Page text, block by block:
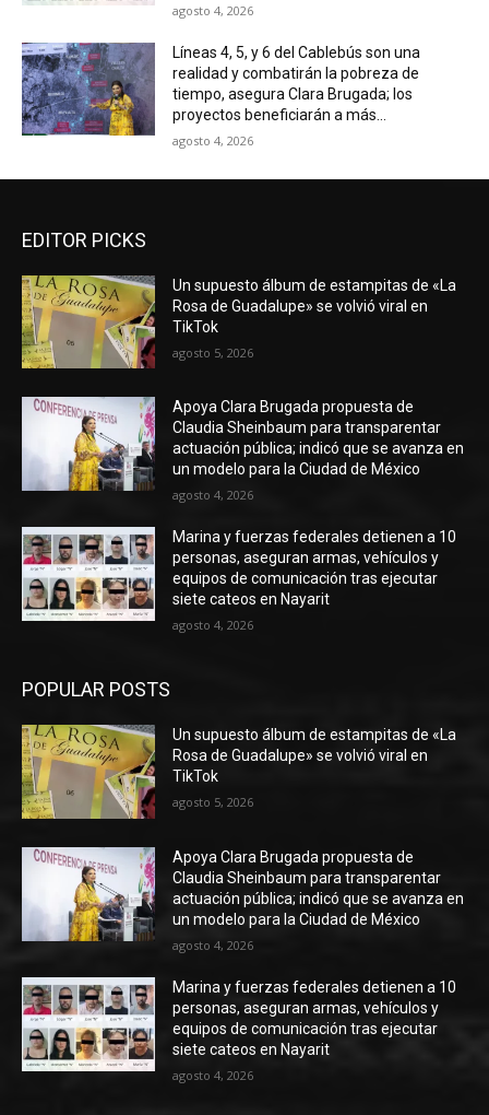
agosto 4, 2026
Líneas 4, 5, y 6 del Cablebús son una
realidad y combatirán la pobreza de
tiempo, asegura Clara Brugada; los
proyectos beneficiarán a más...
agosto 4, 2026
EDITOR PICKS
Un supuesto álbum de estampitas de «La
Rosa de Guadalupe» se volvió viral en
TikTok
agosto 5, 2026
Apoya Clara Brugada propuesta de
Claudia Sheinbaum para transparentar
actuación pública; indicó que se avanza en
un modelo para la Ciudad de México
agosto 4, 2026
Marina y fuerzas federales detienen a 10
personas, aseguran armas, vehículos y
equipos de comunicación tras ejecutar
siete cateos en Nayarit
agosto 4, 2026
POPULAR POSTS
Un supuesto álbum de estampitas de «La
Rosa de Guadalupe» se volvió viral en
TikTok
agosto 5, 2026
Apoya Clara Brugada propuesta de
Claudia Sheinbaum para transparentar
actuación pública; indicó que se avanza en
un modelo para la Ciudad de México
agosto 4, 2026
Marina y fuerzas federales detienen a 10
personas, aseguran armas, vehículos y
equipos de comunicación tras ejecutar
siete cateos en Nayarit
agosto 4, 2026